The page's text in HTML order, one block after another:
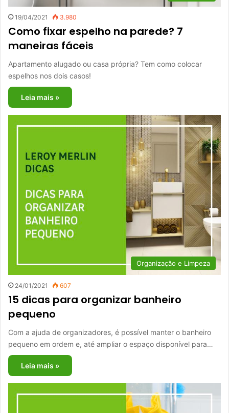
19/04/2021 3.980
Como fixar espelho na parede? 7
maneiras fáceis
Apartamento alugado ou casa própria? Tem como colocar
espelhos nos dois casos!
Leia mais »
Organização e Limpeza
24/01/2021 607
15 dicas para organizar banheiro
pequeno
Com a ajuda de organizadores, é possível manter o banheiro
pequeno em ordem e, até ampliar o espaço disponível para…
Leia mais »